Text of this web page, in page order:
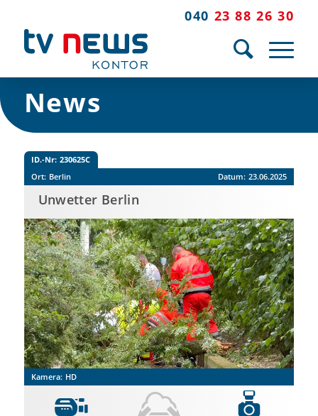
040 23 88 26 30
News
ID.-Nr: 230625C
Ort: Berlin Datum: 23.06.2025
Unwetter Berlin
Kamera: HD